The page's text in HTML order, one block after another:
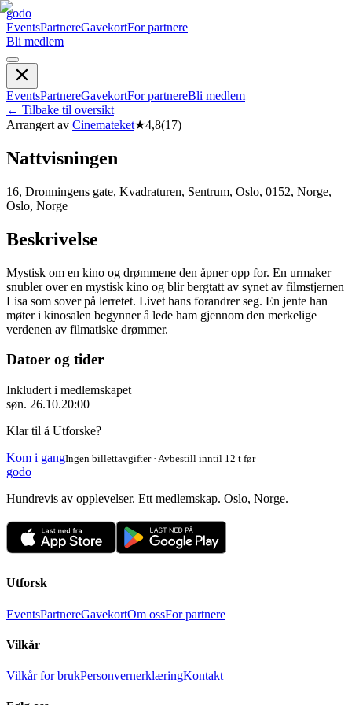
godo
EventsPartnereGavekortFor partnere
Bli medlem
EventsPartnereGavekortFor partnereBli medlem
← Tilbake til oversikt
Arrangert av Cinemateket★4,8(17)
Nattvisningen
16, Dronningens gate, Kvadraturen, Sentrum, Oslo, 0152, Norge,
Oslo, Norge
Beskrivelse
Mystisk om en kino og drømmene den åpner opp for. En urmaker
snubler over en mystisk kino og blir bergtatt av synet av filmstjernen
Lisa som sover på lerretet. Livet hans forandrer seg. En jente han
møter i kinosalen begynner å lede ham gjennom den merkelige
verdenen av filmatiske drømmer.
Datoer og tider
Inkludert i medlemskapet
søn. 26.10.20:00
Klar til å Utforske?
Kom i gangIngen billettavgifter · Avbestill inntil 12 t før
godo
Hundrevis av opplevelser. Ett medlemskap. Oslo, Norge.
Utforsk
EventsPartnereGavekortOm ossFor partnere
Vilkår
Vilkår for brukPersonvernerklæringKontakt